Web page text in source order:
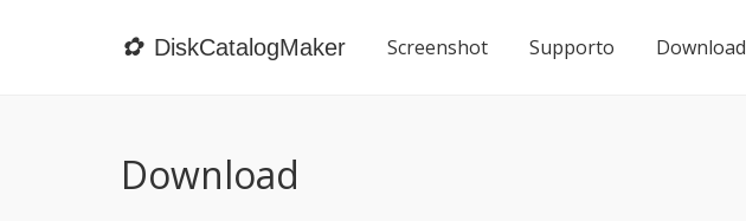
✿ DiskCatalogMaker Screenshot Supporto Download
Download